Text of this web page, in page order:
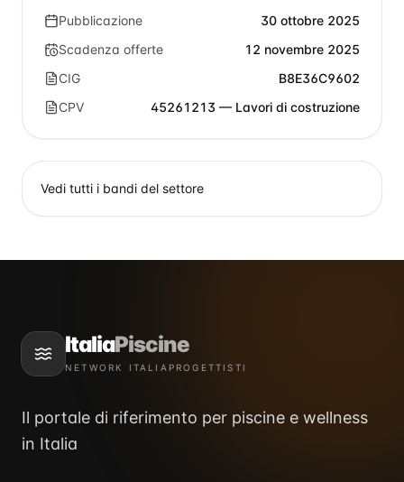
Pubblicazione
30 ottobre 2025
Scadenza offerte
12 novembre 2025
CIG
B8E36C9602
CPV
45261213 — Lavori di costruzione
Vedi tutti i bandi del settore
ItaliaPiscine
NETWORK ITALIAPROGETTISTI
Il portale di riferimento per piscine e wellness
in Italia